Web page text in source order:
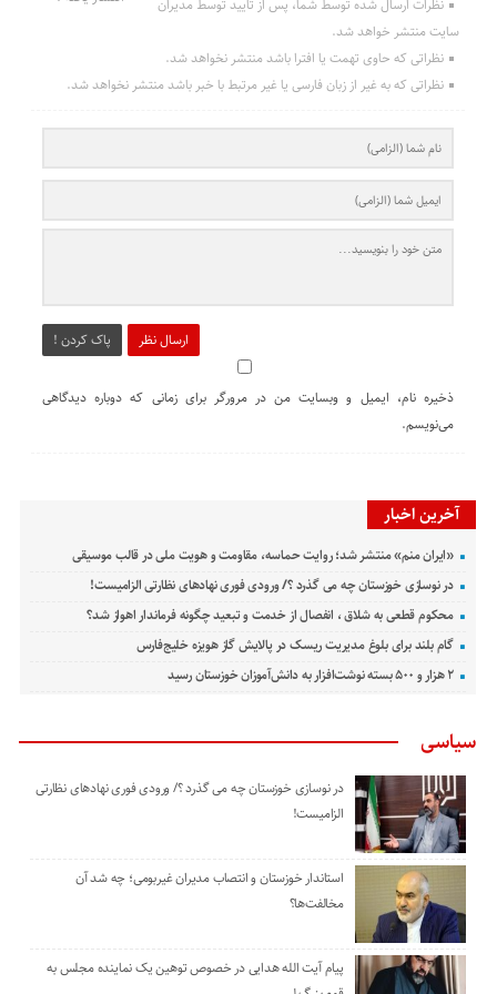
نظرات ارسال شده توسط شما، پس از تایید توسط مدیران
سایت منتشر خواهد شد.
نظراتی که حاوی تهمت یا افترا باشد منتشر نخواهد شد.
نظراتی که به غیر از زبان فارسی یا غیر مرتبط با خبر باشد منتشر نخواهد شد.
ارسال نظر پاک کردن !
ذخیره نام، ایمیل و وبسایت من در مرورگر برای زمانی که دوباره دیدگاهی
می‌نویسم.
آخرین اخبار
«ایران منم» منتشر شد؛ روایت حماسه، مقاومت و هویت ملی در قالب موسیقی
در نوسازی خوزستان چه می گذرد ؟/ ورودی فوری نهادهای نظارتی الزامیست!
محکوم قطعی به شلاق ، انفصال از خدمت و تبعید چگونه فرماندار اهواز شد؟
گام بلند برای بلوغ مدیریت ریسک در پالایش گاز هویزه خلیج‌فارس
۲ هزار و ۵۰۰ بسته نوشت‌افزار به دانش‌آموزان خوزستان رسید
سیاسی
در نوسازی خوزستان چه می گذرد ؟/ ورودی فوری نهادهای نظارتی
الزامیست!
استاندار خوزستان و انتصاب مدیران غیربومی؛ چه شد آن
مخالفت‌ها؟
پیام آیت الله هدایی در خصوص توهین یک نماینده مجلس به